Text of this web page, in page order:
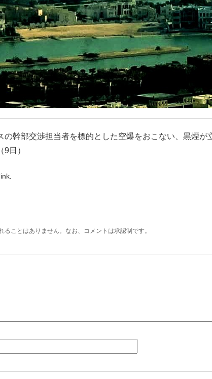
の幹部交渉担当者を標的とした空爆をおこない、黒煙が
日）
ることはありません。なお、コメントは承認制です。